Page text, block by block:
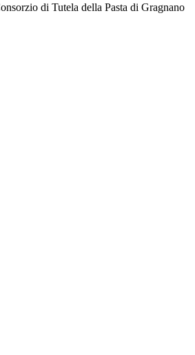
di Tutela della Pasta di Gragnano